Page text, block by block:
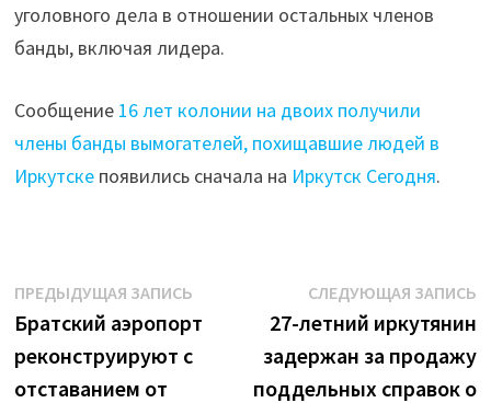
уголовного дела в отношении остальных членов
банды, включая лидера.
Сообщение 16 лет колонии на двоих получили
члены банды вымогателей, похищавшие людей в
Иркутскепоявились сначала на Иркутск Сегодня.
Навигация
по
записям
ПРЕДЫДУЩАЯ ЗАПИСЬПредыдущая
запись:
Братский аэропорт
реконструируют с
отставанием от
СЛЕДУЮЩАЯ ЗАПИСЬ
27-летний иркутянин
задержан за продажу
поддельных справок о